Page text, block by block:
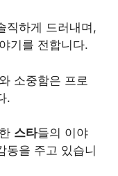
직하게 드러내며,
기를 전합니다.
소중함은 프로
.
스타들의 이야
동을 주고 있습니